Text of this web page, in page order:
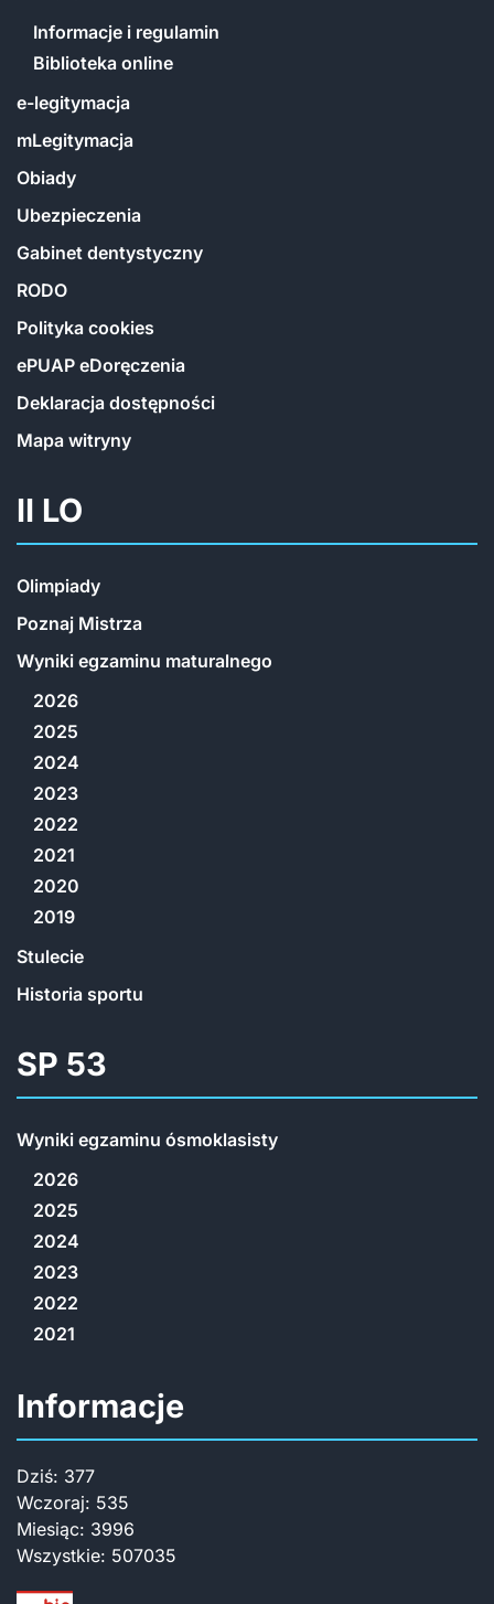
Informacje i regulamin
Biblioteka online
e-legitymacja
mLegitymacja
Obiady
Ubezpieczenia
Gabinet dentystyczny
RODO
Polityka cookies
ePUAP eDoręczenia
Deklaracja dostępności
Mapa witryny
II LO
Olimpiady
Poznaj Mistrza
Wyniki egzaminu maturalnego
2026
2025
2024
2023
2022
2021
2020
2019
Stulecie
Historia sportu
SP 53
Wyniki egzaminu ósmoklasisty
2026
2025
2024
2023
2022
2021
Informacje
Dziś: 377
Wczoraj: 535
Miesiąc: 3996
Wszystkie: 507035